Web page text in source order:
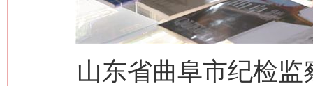
山东省曲阜市纪检监